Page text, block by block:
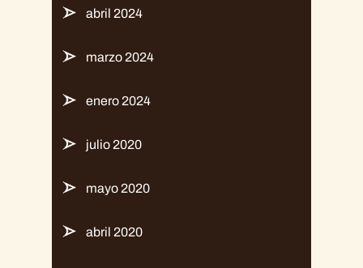
abril 2024
marzo 2024
enero 2024
julio 2020
mayo 2020
abril 2020